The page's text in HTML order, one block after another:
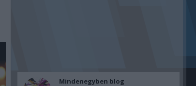
Mindenegyben blog